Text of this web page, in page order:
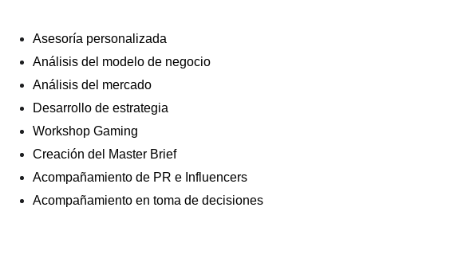
Asesoría personalizada
Análisis del modelo de negocio
Análisis del mercado
Desarrollo de estrategia
Workshop Gaming
Creación del Master Brief
Acompañamiento de PR e Influencers
Acompañamiento en toma de decisiones